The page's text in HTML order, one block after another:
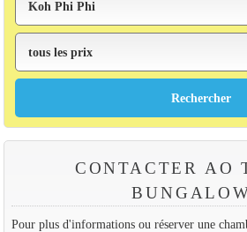
CONTACTER AO
Pour plus d'informations ou réserver une